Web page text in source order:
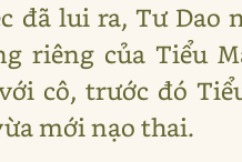
đã lui ra, Tư Dao
riêng của Tiểu
cô, trước đó
mới nạo thai.